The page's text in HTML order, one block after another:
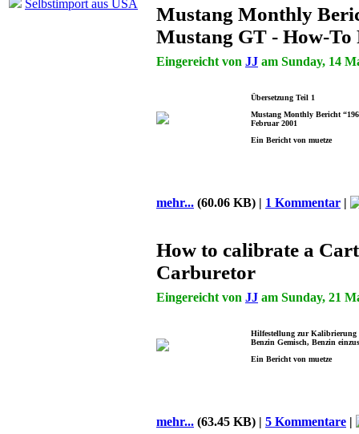
Selbstimport aus USA
Mustang Monthly
Mustang GT - How-
Eingereicht von JJ am Sunday, 14
Übersetzung Teil 1
Mustang Monthly Bericht
Februar 2001
Ein Bericht von muetze
mehr... (60.06 KB) | 1 Kommentar |
How to calibrate a
Carburetor
Eingereicht von JJ am Sunday, 21
Hilfestellung zur Kalibrierung
Benzin Gemisch, Benzin
Ein Bericht von muetze
mehr... (63.45 KB) | 5 Kommentare |